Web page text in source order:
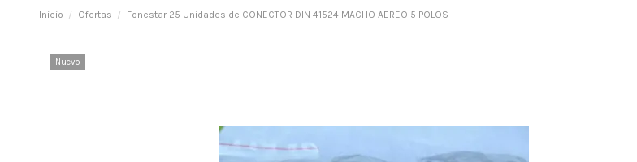
Inicio Ofertas Fonestar 25 Unidades de CONECTOR DIN 41524 MACHO AEREO 5 POLOS
Nuevo